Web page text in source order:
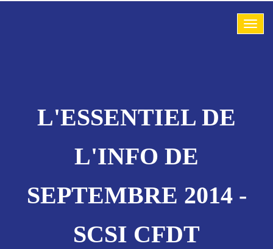
L'ESSENTIEL DE
L'INFO DE
SEPTEMBRE 2014 -
SCSI CFDT